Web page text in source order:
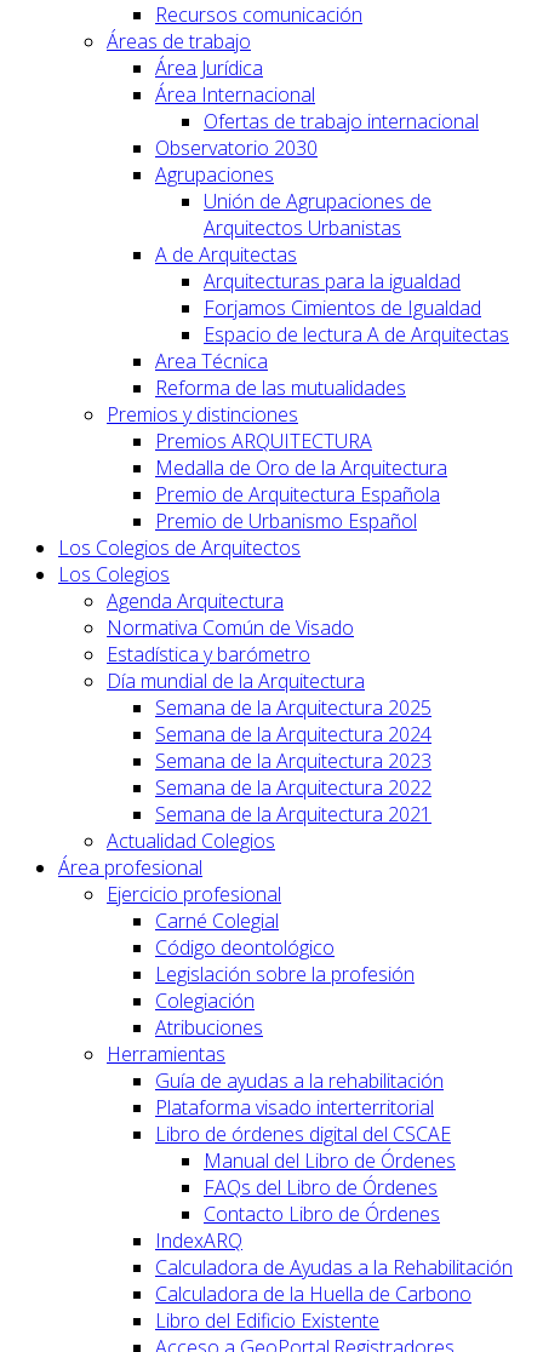
Recursos comunicación
Áreas de trabajo
Área Jurídica
Área Internacional
Ofertas de trabajo internacional
Observatorio 2030
Agrupaciones
Unión de Agrupaciones de
Arquitectos Urbanistas
A de Arquitectas
Arquitecturas para la igualdad
Forjamos Cimientos de Igualdad
Espacio de lectura A de Arquitectas
Area Técnica
Reforma de las mutualidades
Premios y distinciones
Premios ARQUITECTURA
Medalla de Oro de la Arquitectura
Premio de Arquitectura Española
Premio de Urbanismo Español
Los Colegios de Arquitectos
Los Colegios
Agenda Arquitectura
Normativa Común de Visado
Estadística y barómetro
Día mundial de la Arquitectura
Semana de la Arquitectura 2025
Semana de la Arquitectura 2024
Semana de la Arquitectura 2023
Semana de la Arquitectura 2022
Semana de la Arquitectura 2021
Actualidad Colegios
Área profesional
Ejercicio profesional
Carné Colegial
Código deontológico
Legislación sobre la profesión
Colegiación
Atribuciones
Herramientas
Guía de ayudas a la rehabilitación
Plataforma visado interterritorial
Libro de órdenes digital del CSCAE
Manual del Libro de Órdenes
FAQs del Libro de Órdenes
Contacto Libro de Órdenes
IndexARQ
Calculadora de Ayudas a la Rehabilitación
Calculadora de la Huella de Carbono
Libro del Edificio Existente